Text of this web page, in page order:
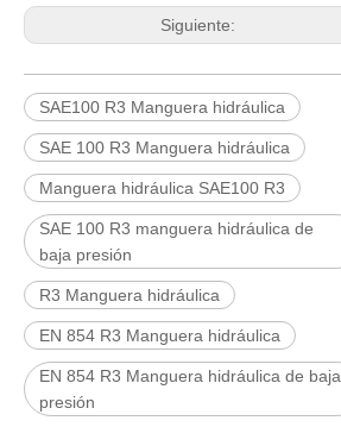
Siguiente:
SAE100 R3 Manguera hidráulica
SAE 100 R3 Manguera hidráulica
Manguera hidráulica SAE100 R3
SAE 100 R3 manguera hidráulica de
baja presión
R3 Manguera hidráulica
EN 854 R3 Manguera hidráulica
EN 854 R3 Manguera hidráulica de baja
presión